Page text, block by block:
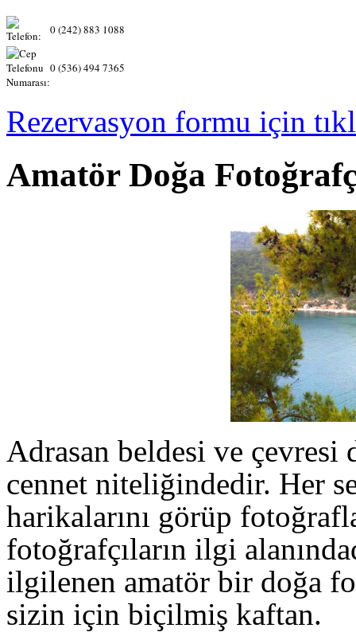
0 (242) 883 1088
0 (536) 494 7365
Rezervasyon formu için
Amatör Doğa
Adrasan beldesi ve
cennet niteliğindedir. Her
harikalarını görüp
fotoğrafçıların ilgi
ilgilenen amatör bir doğa
sizin için biçilmiş kaftan.